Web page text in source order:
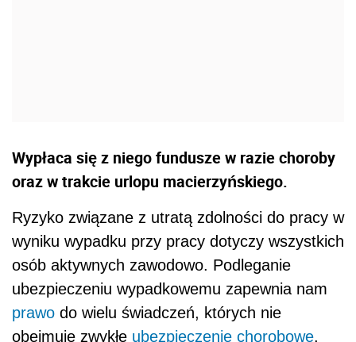
Wypłaca się z niego fundusze w razie choroby
oraz w trakcie urlopu macierzyńskiego.
Ryzyko związane z utratą zdolności do pracy w
wyniku wypadku przy pracy dotyczy wszystkich
osób aktywnych zawodowo. Podleganie
ubezpieczeniu wypadkowemu zapewnia nam
prawo do wielu świadczeń, których nie
obejmuje zwykłe ubezpieczenie chorobowe.